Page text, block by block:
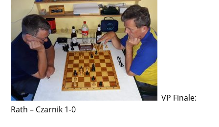
VP Finale:
Rath – Czarnik 1-0